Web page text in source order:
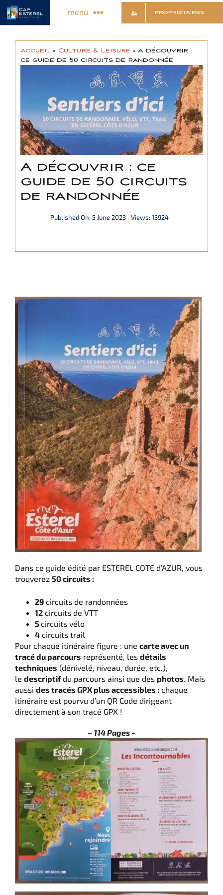
Skip
content
menu
Animations & Infos
Sports & Relaxation
Culture & Leisure
Contact
Deutsch
PROPRIÉTAIRES
Accueil» Culture & Leisure » A découvrir :
ce guide de 50 circuits de randonnée
A découvrir : ce
guide de 50 circuits
de randonnée
Published On: 5 June 2023 Views: 13924
Dans ce guide édité par ESTEREL COTE d’AZUR, vous
trouverez 50 circuits :
29circuits de randonnées
12circuits de VTT
5circuits vélo
4circuits trail
Pour chaque itinéraire figure : une carte avec un
tracé du parcours représenté, les détails
techniques (dénivelé, niveau, durée, etc.),
le descriptifdu parcours ainsi que des photos . Mais
aussi des tracés GPX plus accessibles : chaque
itinéraire est pourvu d’un QR Code dirigeant
directement à son tracé GPX !
– 114 Pages –